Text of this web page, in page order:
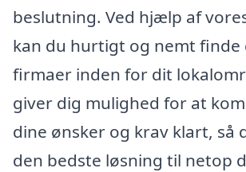
beslutning. Ved hjælp af
kan du hurtigt og nemt finde
firmaer inden for dit
giver dig mulighed for at
dine ønsker og krav klart, så
den bedste løsning til netop